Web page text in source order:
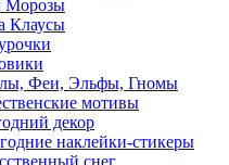
Морозы
Клаусы
Феи, Эльфы, Гномы
мотивы
декор
наклейки-стикеры
снег